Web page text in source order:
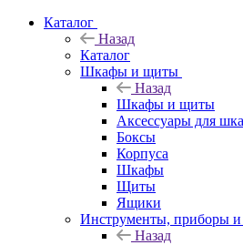
Каталог
Назад
Каталог
Шкафы и щиты
Назад
Шкафы и щиты
Аксессуары для
Боксы
Корпуса
Шкафы
Щиты
Ящики
Инструменты, приборы и
Назад